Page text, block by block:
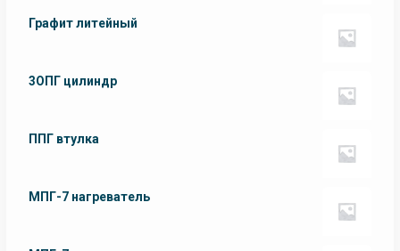
Графит литейный
3ОПГ цилиндр
ППГ втулка
МПГ-7 нагреватель